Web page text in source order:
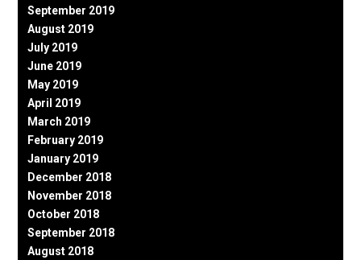
September 2019
August 2019
July 2019
June 2019
May 2019
April 2019
March 2019
February 2019
January 2019
December 2018
November 2018
October 2018
September 2018
August 2018